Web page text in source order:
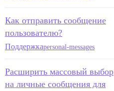
Как отправить сообщение
пользователю?
Поддержкаpersonal-messages
Расширить массовый выбор
на личные сообщения для